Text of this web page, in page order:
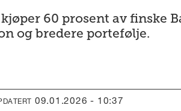
60 prosent av finske
og bredere portefølje.
09.01.2026 - 10:37